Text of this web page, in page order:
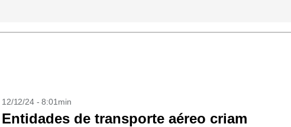
12/12/24 - 8:01min
Entidades de transporte aéreo criam